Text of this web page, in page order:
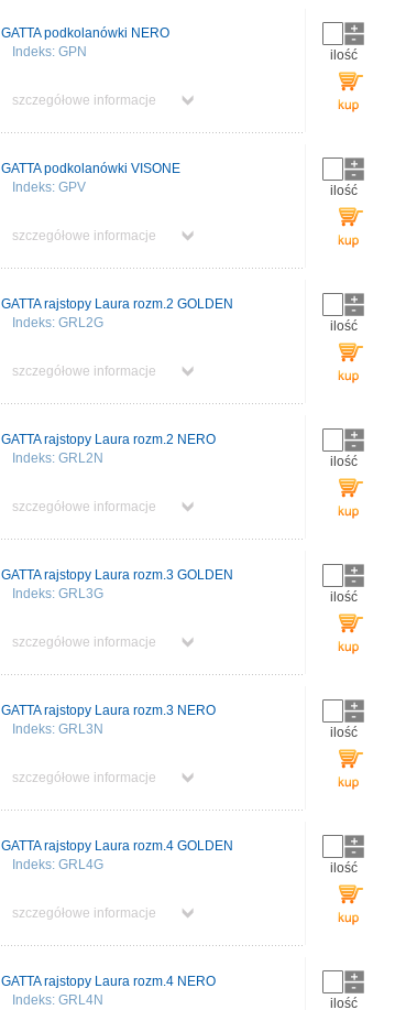
GATTA podkolanówki NERO
Indeks: GPN
szczegółowe informacje
ilość
GATTA podkolanówki VISONE
Indeks: GPV
szczegółowe informacje
ilość
GATTA rajstopy Laura rozm.2 GOLDEN
Indeks: GRL2G
szczegółowe informacje
ilość
GATTA rajstopy Laura rozm.2 NERO
Indeks: GRL2N
szczegółowe informacje
ilość
GATTA rajstopy Laura rozm.3 GOLDEN
Indeks: GRL3G
szczegółowe informacje
ilość
GATTA rajstopy Laura rozm.3 NERO
Indeks: GRL3N
szczegółowe informacje
ilość
GATTA rajstopy Laura rozm.4 GOLDEN
Indeks: GRL4G
szczegółowe informacje
ilość
GATTA rajstopy Laura rozm.4 NERO
Indeks: GRL4N
ilość